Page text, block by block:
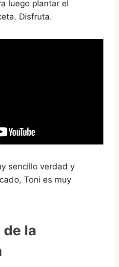
luego plantar el
Disfruta.
sencillo verdad y
Toni es muy
la